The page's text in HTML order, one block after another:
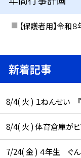
【保護者用】令和
新着記事
8/4( 火 ) １ねんせい
8/4( 火 ) 体育倉庫がピ
7/24( 金 ) ４年生 ぐん